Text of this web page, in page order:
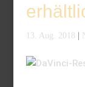
13. Aug. 2018